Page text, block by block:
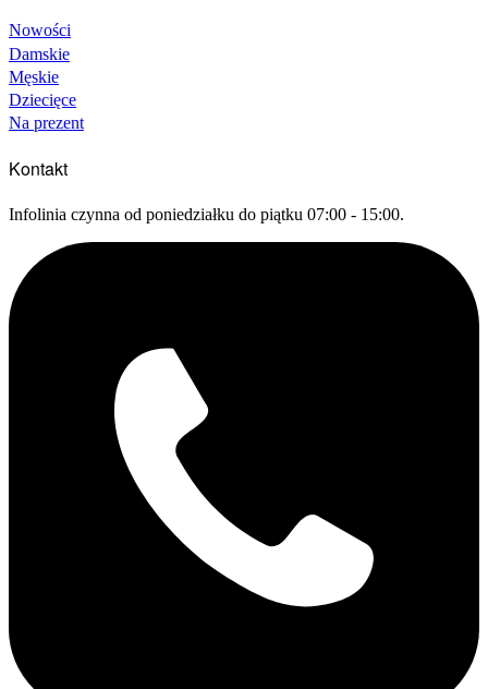
Nowości
Damskie
Męskie
Dziecięce
Na prezent
Kontakt
Infolinia czynna od poniedziałku do piątku 07:00 - 15:00.